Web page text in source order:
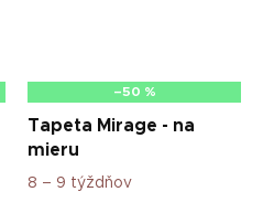
–50 %
Tapeta Mirage - na
mieru
8 – 9 týždňov